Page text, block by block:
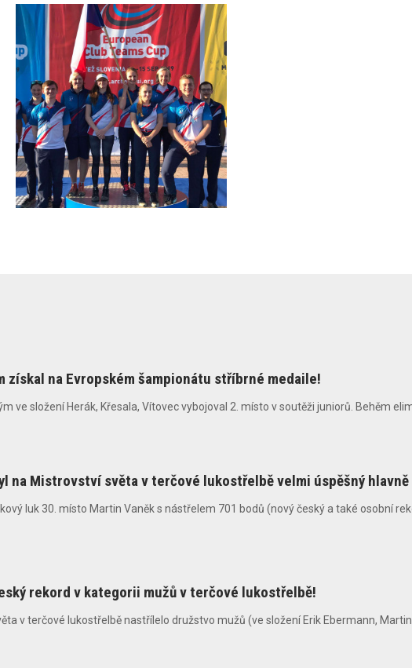
získal na Evropském šampionátu stříbrné medaile!
ve složení Herák, Křesala, Vítovec vybojoval 2. místo v soutěži juniorů. Behěm
na Mistrovství světa v terčové lukostřelbě velmi úspěšný
luk 30. místo Martin Vaněk s nástřelem 701 bodů (nový český a také osobní
rekord v kategorii mužů v terčové lukostřelbě!
v terčové lukostřelbě nastřílelo družstvo mužů (ve složení Erik Ebermann,